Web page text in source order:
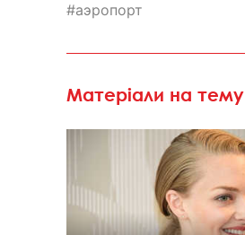
аэропорт
Матеріали на тему